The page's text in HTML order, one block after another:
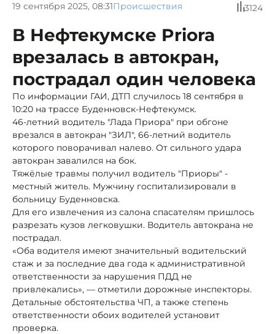
19 сентября 2025, 08:31Происшествия 3124
В Нефтекумске Priora
врезалась в автокран,
пострадал один человека
По информации ГАИ, ДТП случилось 18 сентября в
10:20 на трассе Буденновск-Нефтекумск.
46-летний водитель "Лада Приора" при обгоне
врезался в автокран "ЗИЛ", 66-летний водитель
которого поворачивал налево. От сильного удара
автокран завалился на бок.
Тяжёлые травмы получил водитель "Приоры" -
местный житель. Мужчину госпитализировали в
больницу Буденновска.
Для его извлечения из салона спасателям пришлось
разрезать кузов легковушки. Водитель автокрана не
пострадал.
«Оба водителя имеют значительный водительский
стаж и за последние два года к административной
ответственности за нарушения ПДД не
привлекались», — отметили дорожные инспекторы.
Детальные обстоятельства ЧП, а также степень
ответственности обоих водителей установит
проверка.